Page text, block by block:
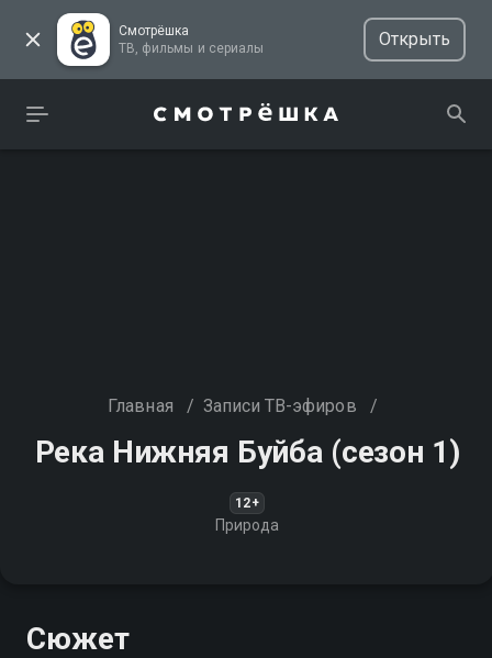
Смотрёшка
ТВ, фильмы и сериалы
Открыть
Главная / Записи ТВ-эфиров /
Река Нижняя Буйба (сезон 1)
12+
Природа
Сюжет